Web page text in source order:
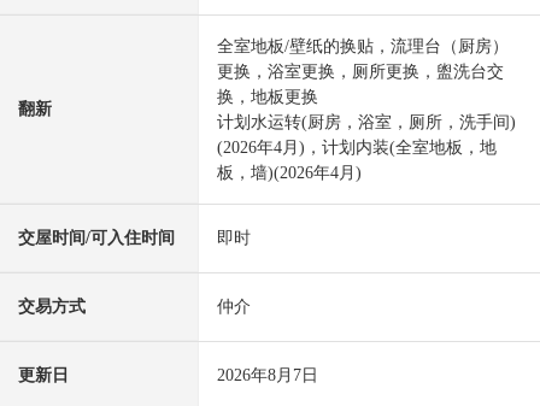
翻新
全室地板/壁纸的换贴，流理台（厨房）
更换，浴室更换，厕所更换，盥洗台交
换，地板更换
计划水运转(厨房，浴室，厕所，洗手间)
(2026年4月)，计划内装(全室地板，地
板，墙)(2026年4月)
交屋时间/可入住时间 即时
交易方式 仲介
更新日 2026年8月7日